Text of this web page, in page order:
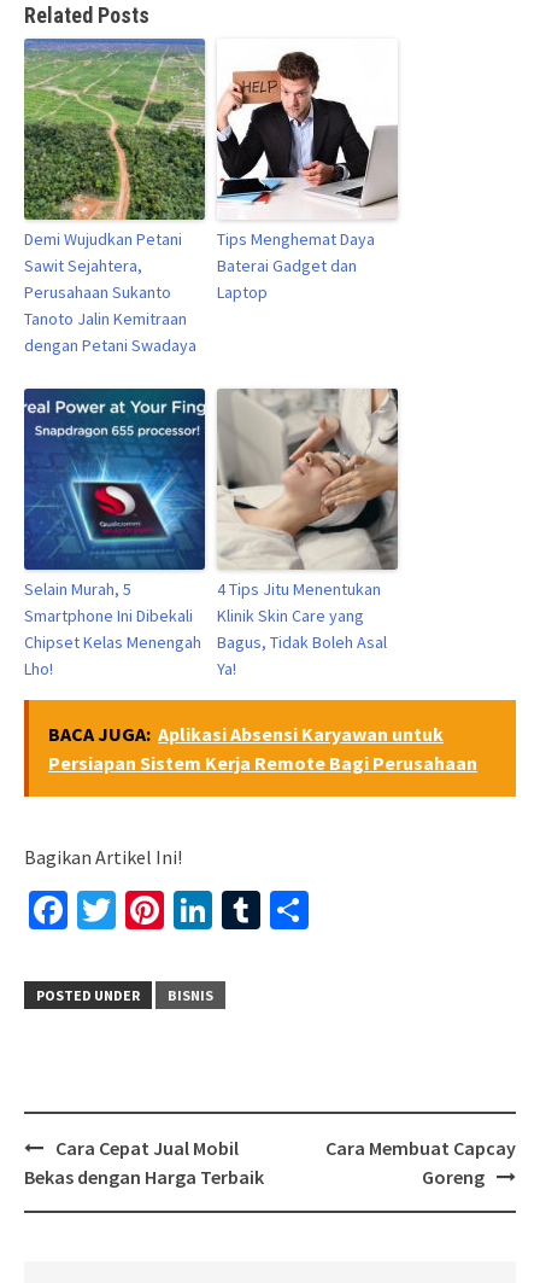
Related Posts
Demi Wujudkan Petani
Sawit Sejahtera,
Perusahaan Sukanto
Tanoto Jalin Kemitraan
dengan Petani Swadaya
Tips Menghemat Daya
Baterai Gadget dan
Laptop
Selain Murah, 5
Smartphone Ini Dibekali
Chipset Kelas Menengah
Lho!
4 Tips Jitu Menentukan
Klinik Skin Care yang
Bagus, Tidak Boleh Asal
Ya!
BACA JUGA: Aplikasi Absensi Karyawan untuk
Persiapan Sistem Kerja Remote Bagi Perusahaan
Bagikan Artikel Ini!
Facebook
TwitterPinterest
LinkedIn
Tumblr
POSTED UNDER BISNIS
Post
navigation
Cara Cepat Jual Mobil
Bekas dengan Harga Terbaik
Cara Membuat Capcay
Goreng